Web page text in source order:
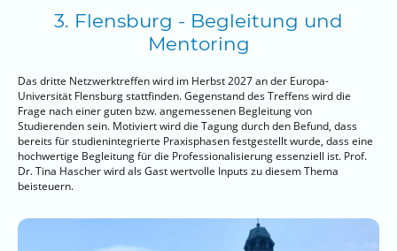
3. Flensburg - Begleitung und
Mentoring
Das dritte Netzwerktreffen wird im Herbst 2027 an der Europa-
Universität Flensburg stattfinden. Gegenstand des Treffens wird die
Frage nach einer guten bzw. angemessenen Begleitung von
Studierenden sein. Motiviert wird die Tagung durch den Befund, dass
bereits für studienintegrierte Praxisphasen festgestellt wurde, dass eine
hochwertige Begleitung für die Professionalisierung essenziell ist. Prof.
Dr. Tina Hascher wird als Gast wertvolle Inputs zu diesem Thema
beisteuern.